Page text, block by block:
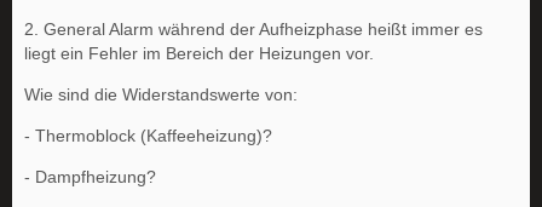
2. General Alarm während der Aufheizphase heißt immer es
liegt ein Fehler im Bereich der Heizungen vor.
Wie sind die Widerstandswerte von:
- Thermoblock (Kaffeeheizung)?
- Dampfheizung?